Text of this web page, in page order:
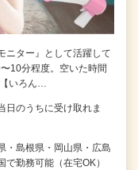
ニター』として活躍して
10分程度。空いた時間
いろん…
のうちに受け取れま
島根県・岡山県・広島
勤務可能（在宅OK）